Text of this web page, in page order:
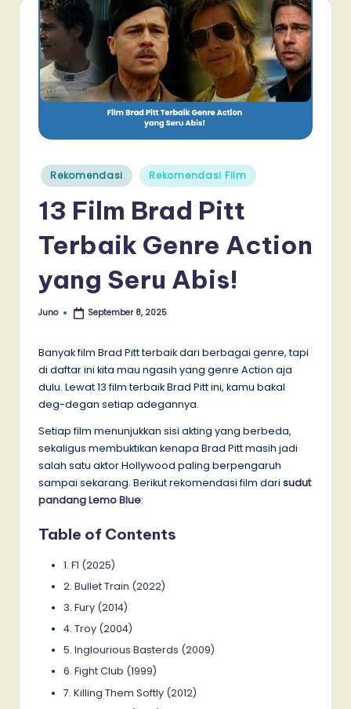
Posted
in
Rekomendasi Rekomendasi Film
13 Film Brad Pitt
Terbaik Genre Action
yang Seru Abis!
Posted
Juno September 8, 2025
Banyak film Brad Pitt terbaik dari berbagai genre, tapi
di daftar ini kita mau ngasih yang genre Action aja
dulu. Lewat 13 film terbaik Brad Pitt ini, kamu bakal
deg-degan setiap adegannya.
Setiap film menunjukkan sisi akting yang berbeda,
sekaligus membuktikan kenapa Brad Pitt masih jadi
salah satu aktor Hollywood paling berpengaruh
sampai sekarang. Berikut rekomendasi film dari sudut
pandang Lemo Blue:
Table of Contents
1. F1 (2025)
2. Bullet Train (2022)
3. Fury (2014)
4. Troy (2004)
5. Inglourious Basterds (2009)
6. Fight Club (1999)
7. Killing Them Softly (2012)